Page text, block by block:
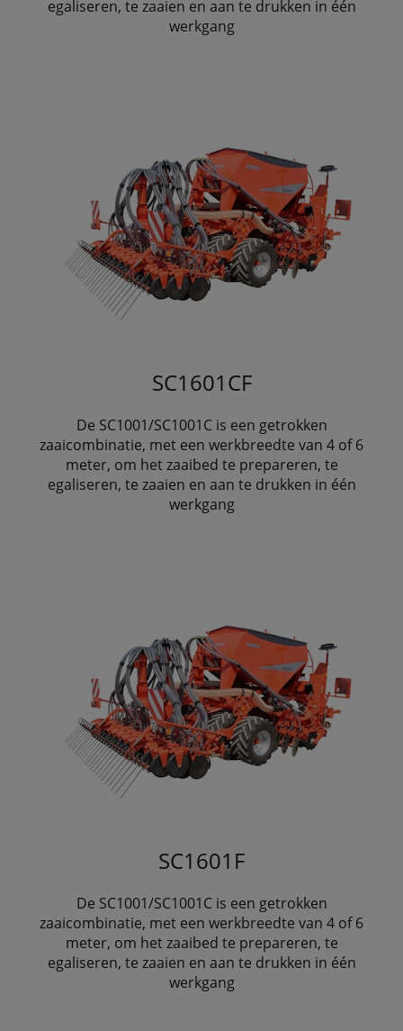
egaliseren, te zaaien en aan te drukken in één
werkgang
SC1601CF
De SC1001/SC1001C is een getrokken
zaaicombinatie, met een werkbreedte van 4 of 6
meter, om het zaaibed te prepareren, te
egaliseren, te zaaien en aan te drukken in één
werkgang
SC1601F
De SC1001/SC1001C is een getrokken
zaaicombinatie, met een werkbreedte van 4 of 6
meter, om het zaaibed te prepareren, te
egaliseren, te zaaien en aan te drukken in één
werkgang